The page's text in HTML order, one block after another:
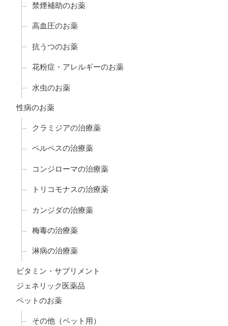
禁煙補助のお薬
高血圧のお薬
抗うつのお薬
花粉症・アレルギーのお薬
水虫のお薬
性病のお薬
クラミジアの治療薬
ペルペスの治療薬
コンジローマの治療薬
トリコモナスの治療薬
カンジダの治療薬
梅毒の治療薬
淋病の治療薬
ビタミン・サプリメント
ジェネリック医薬品
ペットのお薬
その他（ペット用）